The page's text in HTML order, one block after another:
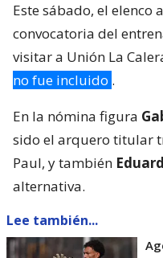
Este sábado, el elenco
convocatoria del
visitar a Unión La
no fue incluido .
En la nómina figura
sido el arquero titular
Paul, y también
alternativa.
Lee también...